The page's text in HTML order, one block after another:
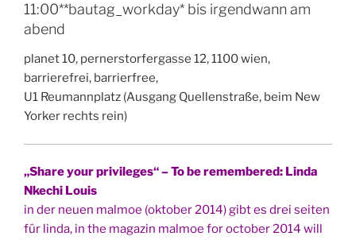
11:00**bautag_workday* bis irgendwann am
abend
planet 10, pernerstorfergasse 12, 1100 wien,
barrierefrei, barrierfree,
U1 Reumannplatz (Ausgang Quellenstraße, beim New
Yorker rechts rein)
„Share your privileges“ – To be remembered: Linda
Nkechi Louis
in der neuen malmoe (oktober 2014) gibt es drei seiten
für linda, in the magazin malmoe for october 2014 will